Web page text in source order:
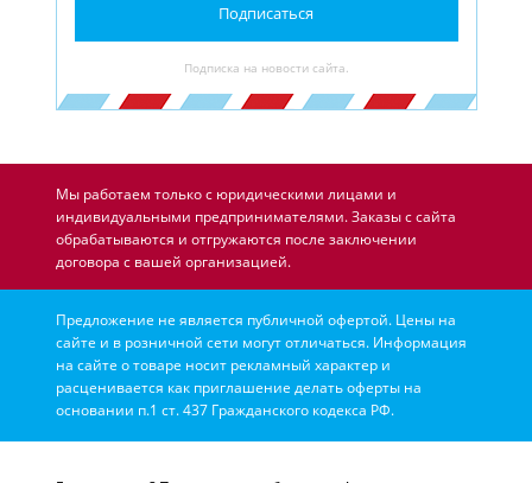
Подписаться
Подписка на новости сайта.
Мы работаем только с юридическими лицами и
индивидуальными предпринимателями. Заказы с сайта
обрабатываются и отгружаются после заключении
договора с вашей организацией.
Предложение не является публичной офертой. Цены на
сайте и в розничной сети могут отличаться. Информация
на сайте о товаре носит рекламный характер и
расценивается как приглашение делать оферты на
основании п.1 ст. 437 Гражданского кодекса РФ.